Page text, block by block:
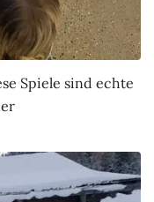
Spiele sind echte